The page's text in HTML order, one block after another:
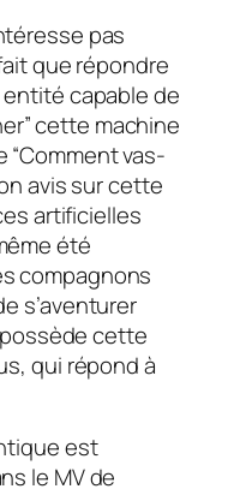
pas
que répondre
capable de
cette machine
“Comment vas-
avis sur cette
artificielles
été
compagnons
s’aventurer
cette
qui répond à
est
le MV de